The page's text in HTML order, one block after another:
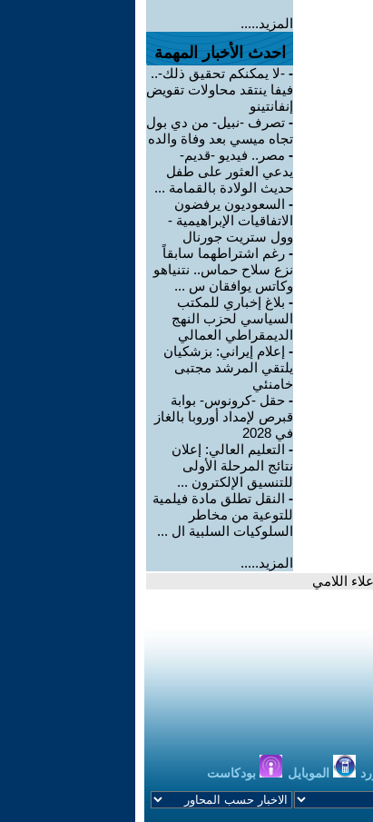
المزيد.....
احدث الأخبار المهمة
- -لا يمكنكم تحقيق ذلك-..
فيفا ينتقد محاولات تقويض
إنفانتينو
- تصرف -نبيل- من دي بول
تجاه ميسي بعد وفاة والده
- مصر.. فيديو -قديم-
يدعي العثور على طفل
حديث الولادة بالقمامة ...
- السعوديون يرفضون
الاتفاقيات الإبراهيمية -
وول ستريت جورنال
- رغم اشتراطهما سابقاً
نزع سلاح حماس.. نتنياهو
وكاتس يوافقان س ...
- بلاغ إخباري للمكتب
السياسي لحزب النهج
الديمقراطي العمالي
- إعلام إيراني: بزشكيان
يلتقي المرشد مجتبى
خامنئي
- حقل -كرونوس- بوابة
قبرص لإمداد أوروبا بالغاز
في 2028
- التعليم العالي: إعلان
نتائج المرحلة الأولى
للتنسيق الإلكترون ...
- النقل تطلق مادة فيلمية
للتوعية من مخاطر
السلوكيات السلبية ال ...
المزيد.....
اللامي
الموبايل بودكاست